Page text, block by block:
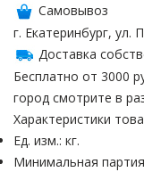
Самовывоз
г. Екатеринбург, ул.
Доставка
Бесплатно от 3000
город смотрите в
Характеристики
Ед. изм.: кг.
Минимальная